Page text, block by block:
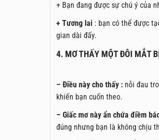
+ Bạn đang được sự chú ý của
+ Tương lai : bạn có thể được
gian dài đấy.
4. MƠ THẤY MỘT ĐÔI MẮT
– Điều này cho thấy : nỗi đau
khiến bạn cuốn theo.
– Giấc mơ này ẩn chứa điềm
đúng nhưng bạn là không chịu